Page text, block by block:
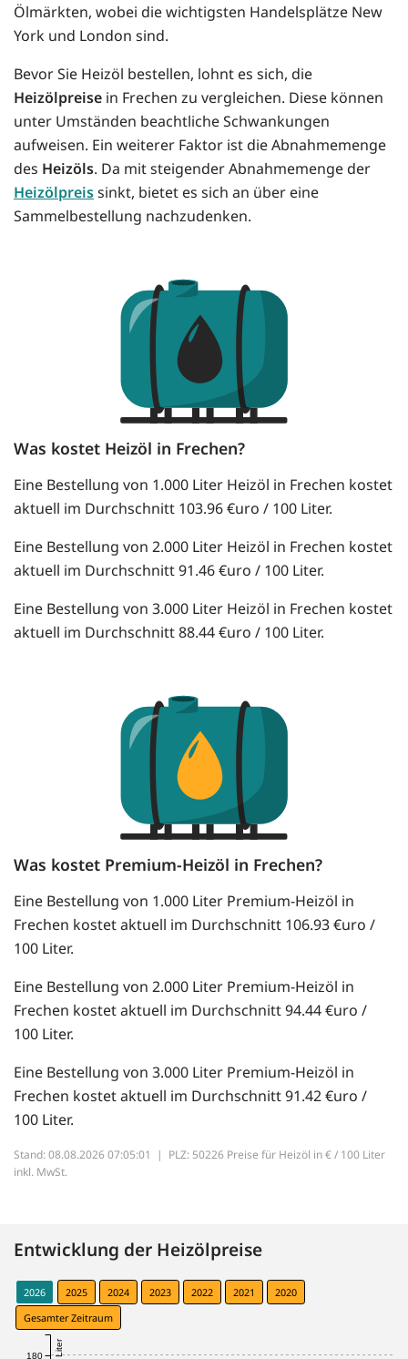
Ölmärkten, wobei die wichtigsten Handelsplätze New
York und London sind.
Bevor Sie Heizöl bestellen, lohnt es sich, die
Heizölpreise in Frechen zu vergleichen. Diese können
unter Umständen beachtliche Schwankungen
aufweisen. Ein weiterer Faktor ist die Abnahmemenge
des Heizöls. Da mit steigender Abnahmemenge der
Heizölpreissinkt, bietet es sich an über eine
Sammelbestellung nachzudenken.
Was kostet Heizöl in Frechen?
Eine Bestellung von 1.000 Liter Heizöl in Frechen kostet
aktuell im Durchschnitt 103.96 €uro / 100 Liter.
Eine Bestellung von 2.000 Liter Heizöl in Frechen kostet
aktuell im Durchschnitt 91.46 €uro / 100 Liter.
Eine Bestellung von 3.000 Liter Heizöl in Frechen kostet
aktuell im Durchschnitt 88.44 €uro / 100 Liter.
Was kostet Premium-Heizöl in Frechen?
Eine Bestellung von 1.000 Liter Premium-Heizöl in
Frechen kostet aktuell im Durchschnitt 106.93 €uro /
100 Liter.
Eine Bestellung von 2.000 Liter Premium-Heizöl in
Frechen kostet aktuell im Durchschnitt 94.44 €uro /
100 Liter.
Eine Bestellung von 3.000 Liter Premium-Heizöl in
Frechen kostet aktuell im Durchschnitt 91.42 €uro /
100 Liter.
Stand: 08.08.2026 07:05:01 | PLZ: 50226 Preise für Heizöl in € / 100 Liter
inkl. MwSt.
Entwicklung der Heizölpreise
2026 2025 2024 2023 2022 2021
2020
Gesamter Zeitraum
180